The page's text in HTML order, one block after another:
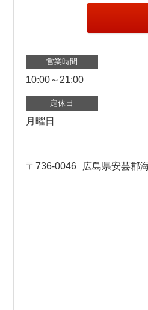
営業時間
10:00～21:00
定休日
月曜日
〒736-0046 広島県安芸郡